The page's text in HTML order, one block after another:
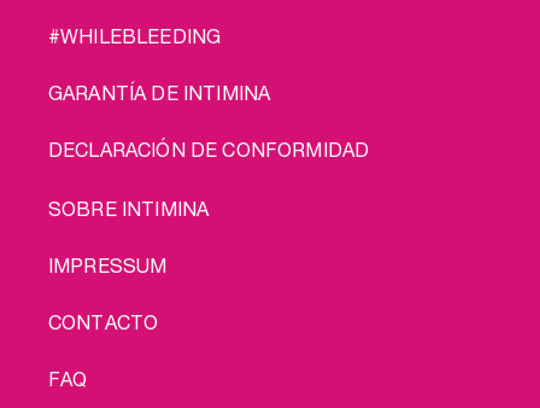
#WHILEBLEEDING
GARANTÍA DE INTIMINA
DECLARACIÓN DE CONFORMIDAD
LEGAL
SOBRE INTIMINA
IMPRESSUM
CONTACTO
FAQ